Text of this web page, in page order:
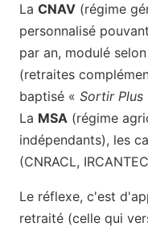
La CNAV (régime
personnalisé
par an, modulé
(retraites
baptisé « Sortir Plus
La MSA (régime
indépendants), les
(CNRACL,
Le réflexe, c'est
retraité (celle qui